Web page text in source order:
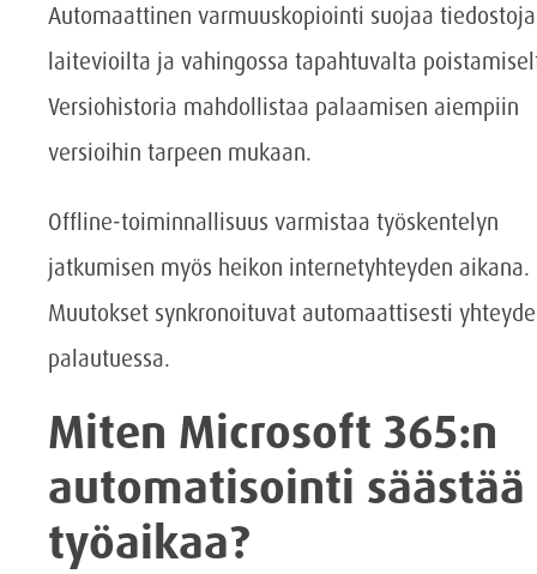
Automaattinen varmuuskopiointi suojaa tiedostoja
laitevioilta ja vahingossa tapahtuvalta
Versiohistoria mahdollistaa palaamisen aiempiin
versioihin tarpeen mukaan.
Offline-toiminnallisuus varmistaa työskentelyn
jatkumisen myös heikon internetyhteyden aikana.
Muutokset synkronoituvat automaattisesti
palautuessa.
Miten Microsoft 365:n
automatisointi säästää
työaikaa?